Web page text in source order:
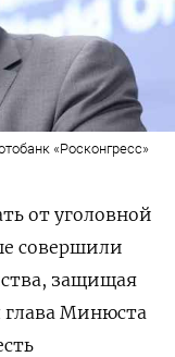
«Росконгресс»
от уголовной
совершили
защищая
глава Минюста